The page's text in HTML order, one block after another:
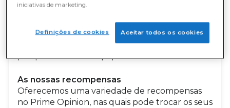
A nossa missão
Na Prime Opinion, a nossa missão é capacitar os
nossos membros, proporcionando-lhes a
melhor experiência possível na realização de
pesquisas. A nossa equipe está trabalhando.
As nossas recompensas
Oferecemos uma variedade de recompensas
no Prime Opinion, nas quais pode trocar os seus
iniciativas de marketing.
Aceitar todos os cookies
Definições de cookies